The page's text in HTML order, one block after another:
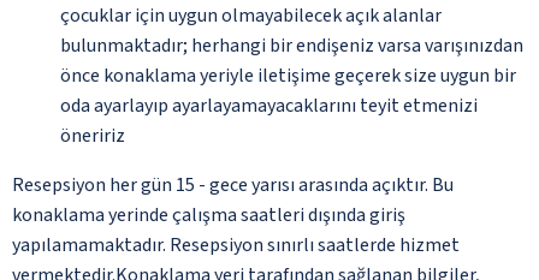
çocuklar için uygun olmayabilecek açık alanlar
bulunmaktadır; herhangi bir endişeniz varsa varışınızdan
önce konaklama yeriyle iletişime geçerek size uygun bir
oda ayarlayıp ayarlayamayacaklarını teyit etmenizi
öneririz
Resepsiyon her gün 15 - gece yarısı arasında açıktır. Bu
konaklama yerinde çalışma saatleri dışında giriş
yapılamamaktadır. Resepsiyon sınırlı saatlerde hizmet
vermektedir.Konaklama yeri tarafından sağlanan bilgiler,